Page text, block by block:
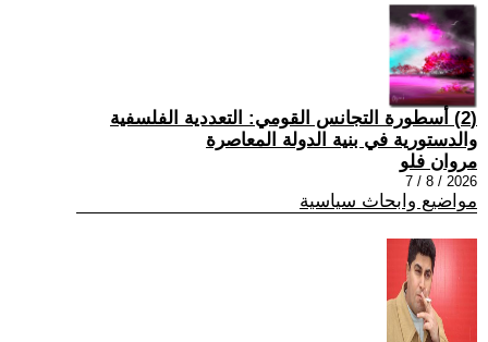
(2) أسطورة التجانس القومي: التعددية الفلسفية
والدستورية في بنية الدولة المعاصرة
مروان فلو
2026 / 8 / 7
مواضيع وابحاث سياسية